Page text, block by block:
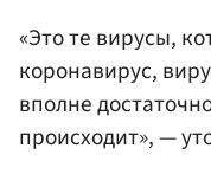
«Это те вирусы,
коронавирус,
вполне
происходит», —